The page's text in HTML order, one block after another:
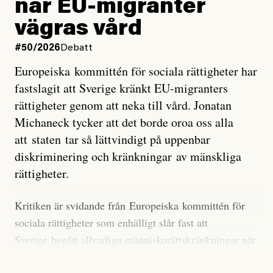
Stilla havet blir ovanligt varmt. Det påverkar vädret
över stora delar av världen och under
forskare allt oftare varnat för att den här El Niñon
Det verkar vara en underdrift, menar nu Zeke
Hausfather.
”Det ser ut som att årets El Niño inte bara med stor
sannolikhet kommer att bli den starkaste sedan
tillförlitliga mätningar inleddes – den kan till och med
marginal”, skriver han.
Styrkan i El Niño går att förutspå genom att mäta
när EU-migranter
vägras vård
#50/2026 Debatt
Europeiska kommittén för sociala rättigheter har
fastslagit att Sverige kränkt EU-migranters
rättigheter genom att neka till vård. Jonatan
Michaneck tycker att det borde oroa oss alla
att staten tar så lättvindigt på uppenbar
diskriminering och kränkningar av mänskliga
rättigheter.
Kritiken är svidande från Europeiska kommittén för
sociala rättigheter som enhälligt slår fast att
Sverige begått allvarliga människorättskränkningar när